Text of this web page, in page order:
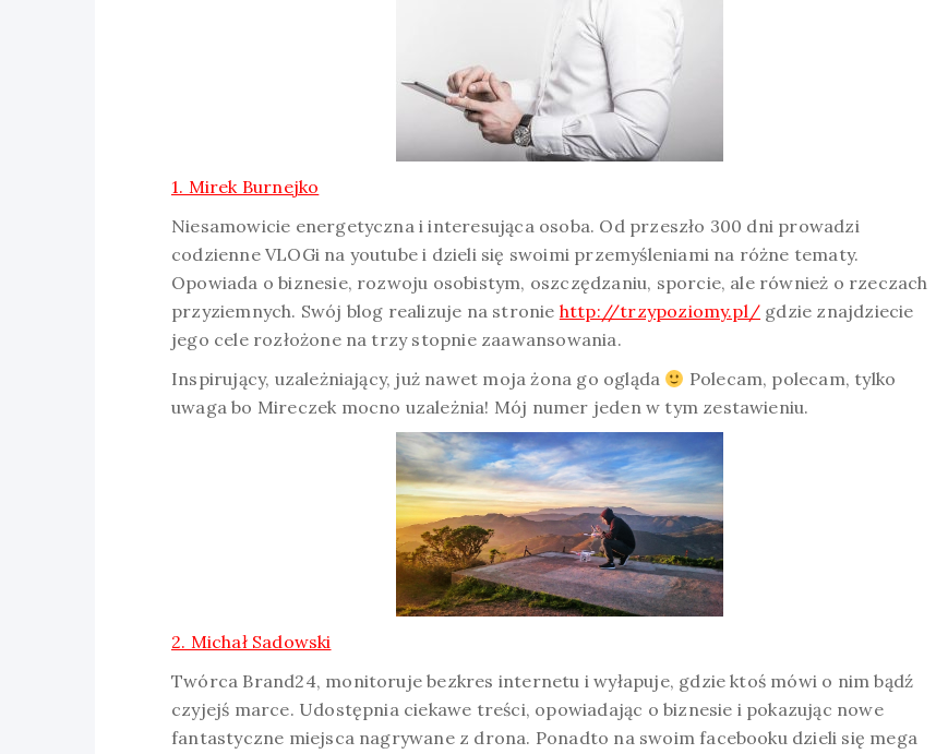
1. Mirek Burnejko
Niesamowicie energetyczna i interesująca osoba. Od przeszło 300 dni prowadzi
codzienne VLOGi na youtube i dzieli się swoimi przemyśleniami na różne tematy.
Opowiada o biznesie, rozwoju osobistym, oszczędzaniu, sporcie, ale również o rzeczach
przyziemnych. Swój blog realizuje na stronie http://trzypoziomy.pl/ gdzie znajdziecie
jego cele rozłożone na trzy stopnie zaawansowania.
Inspirujący, uzależniający, już nawet moja żona go ogląda
Polecam, polecam, tylko
uwaga bo Mireczek mocno uzależnia! Mój numer jeden w tym zestawieniu.
2. Michał Sadowski
Twórca Brand24, monitoruje bezkres internetu i wyłapuje, gdzie ktoś mówi o nim bądź
czyjejś marce. Udostępnia ciekawe treści, opowiadając o biznesie i pokazując nowe
fantastyczne miejsca nagrywane z drona. Ponadto na swoim facebooku dzieli się mega